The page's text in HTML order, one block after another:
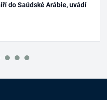
do Saúdské Arábie, uvádí